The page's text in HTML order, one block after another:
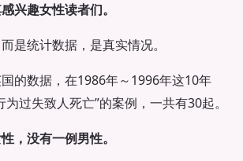
兴趣女性读者们。
是统计数据，是真实情况。
的数据，在1986年～1996年这10年
过失致人死亡”的案例，一共有30起。
，没有一例男性。